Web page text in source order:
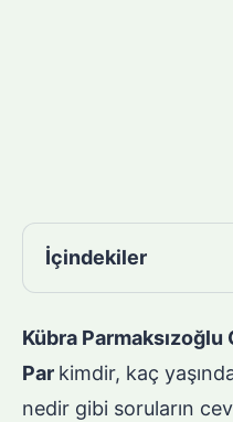
İçindekiler
Kübra Parmaksızoğlu
Par kimdir, kaç
nedir gibi soruların